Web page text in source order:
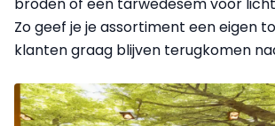
Zo geef je je assortiment een eigen
klanten graag blijven terugkomen